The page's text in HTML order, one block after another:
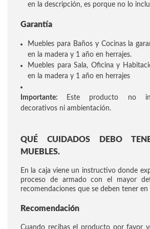
en la descripción, es porque no lo
Garantía
Muebles para Baños y Cocinas la
en la madera y 1 año en herrajes.
Muebles para Sala, Oficina y
en la madera y 1 año en herrajes
Importante:
Este producto no
decorativos ni ambientación.
QUÉ CUIDADOS DEBO
MUEBLES.
En la caja viene un instructivo donde
proceso de armado con el mayor
recomendaciones que se deben tener en
Recomendación
Cuando recibas el producto por favor